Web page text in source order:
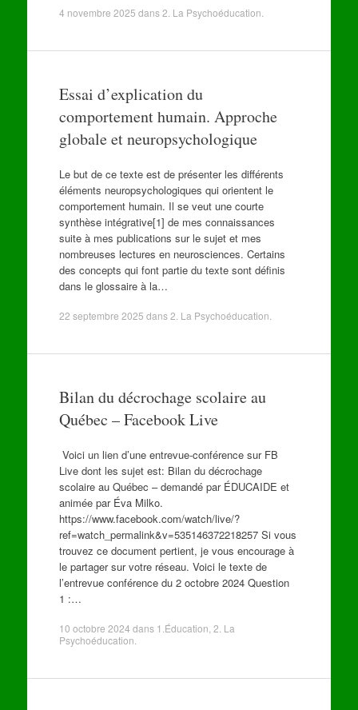
4 novembre 2025 dans2. La Psychoéducation
Essai d’explication du
comportement humain. Approche
globale et neuropsychologique
Le but de ce texte est de présenter les différents
éléments neuropsychologiques qui orientent le
comportement humain. Il se veut une courte
synthèse intégrative[1] de mes connaissances
suite à mes publications sur le sujet et mes
nombreuses lectures en neurosciences. Certains
des concepts qui font partie du texte sont définis
dans le glossaire à la…
22 septembre 2025 dans2. La Psychoéducation
Bilan du décrochage scolaire au
Québec – Facebook Live
Voici un lien d’une entrevue-conférence sur FB
Live dont les sujet est: Bilan du décrochage
scolaire au Québec – demandé par ÉDUCAIDE et
animée par Éva Milko.
https://www.facebook.com/watch/live/?
ref=watch_permalink&v=535146372218257 Si vous
trouvez ce document pertient, je vous encourage à
le partager sur votre réseau. Voici le texte de
l’entrevue conférence du 2 octobre 2024 Question
1 :…
10 octobre 2024 dans 1.Éducation 2. La
Psychoéducation